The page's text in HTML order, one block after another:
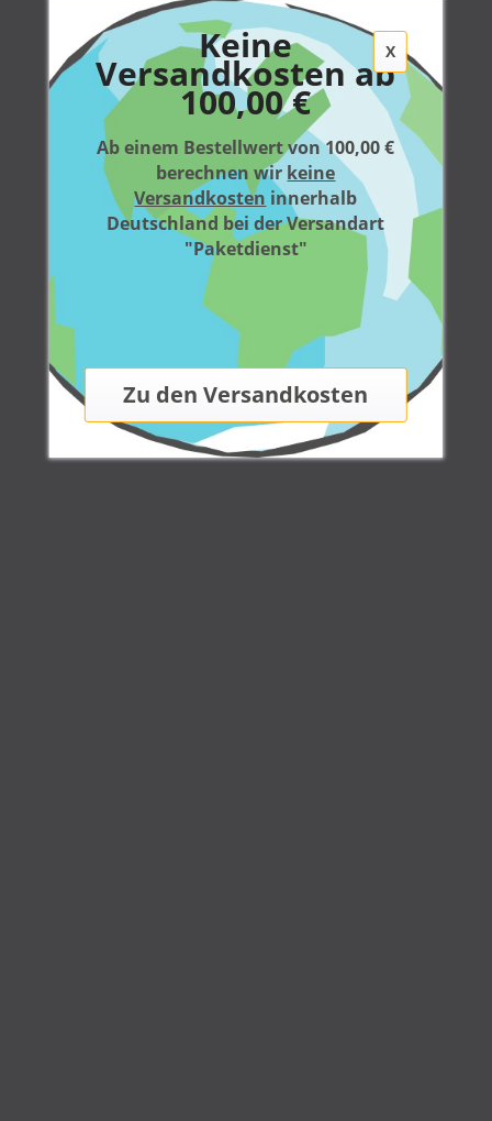
X
Keine
Versandkosten ab
100,00 €
Ab einem Bestellwert von 100,00 €
berechnen wir keine
Versandkosten innerhalb
Deutschland bei der Versandart
"Paketdienst"